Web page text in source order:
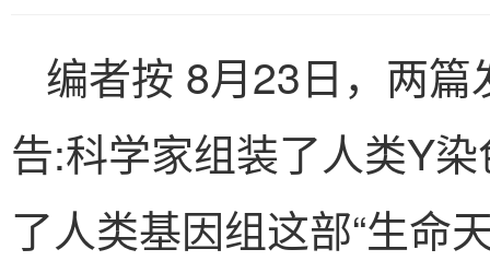
编者按 8月23日，两
告:科学家组装了人类Y
了人类基因组这部“生命